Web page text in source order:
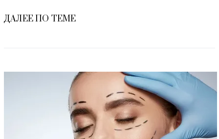
ДАЛЕЕ ПО ТЕМЕ